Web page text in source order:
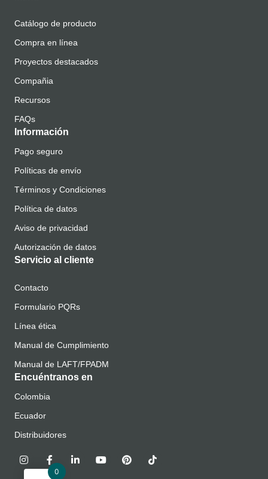
Catálogo de producto
Compra en línea
Proyectos destacados
Compañia
Recursos
FAQs
Información
Pago seguro
Políticas de envío
Términos y Condiciones
Política de datos
Aviso de privacidad
Autorización de datos
Servicio al cliente
Contacto
Formulario PQRs
Línea ética
Manual de Cumplimiento
Manual de LAFT/FPADM
Encuéntranos en
Colombia
Ecuador
Distribuidores
0